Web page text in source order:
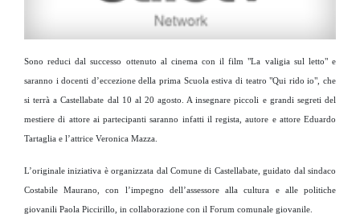
Sono reduci dal successo ottenuto al cinema con il film "La valigia sul letto" e
saranno i docenti d’eccezione della prima Scuola estiva di teatro "Qui rido io", che
si terrà a Castellabate dal 10 al 20 agosto. A insegnare piccoli e grandi segreti del
mestiere di attore ai partecipanti saranno infatti il regista, autore e attore Eduardo
Tartaglia e l’attrice Veronica Mazza.
L’originale iniziativa è organizzata dal Comune di Castellabate, guidato dal sindaco
Costabile Maurano, con l’impegno dell’assessore alla cultura e alle politiche
giovanili Paola Piccirillo, in collaborazione con il Forum comunale giovanile.